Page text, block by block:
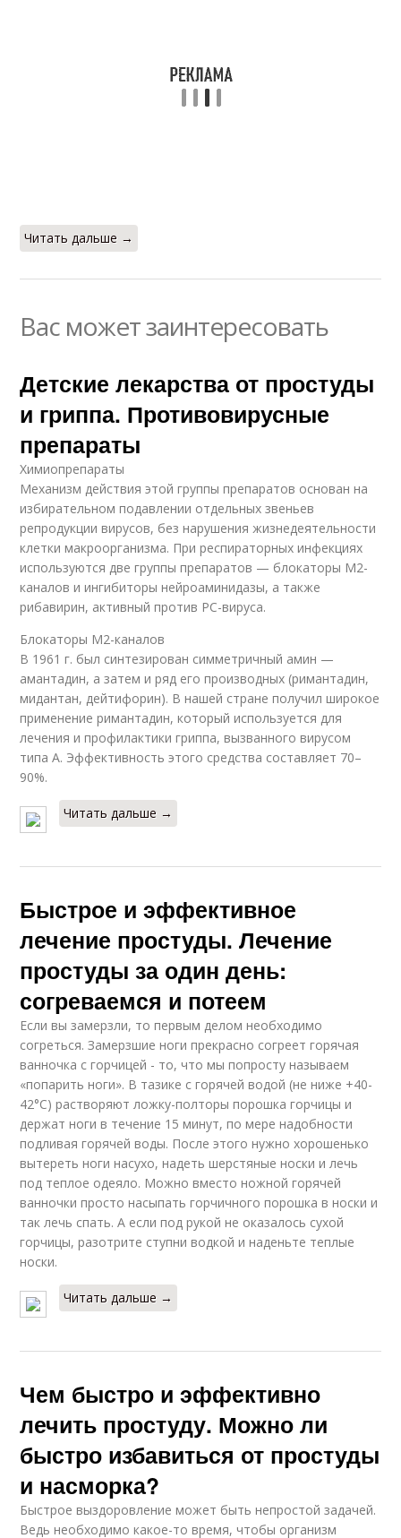
Читать дальше →
Вас может заинтересовать
Детские лекарства от простуды
и гриппа. Противовирусные
препараты
Химиопрепараты
Механизм действия этой группы препаратов основан на
избирательном подавлении отдельных звеньев
репродукции вирусов, без нарушения жизнедеятельности
клетки макроорганизма. При респираторных инфекциях
используются две группы препаратов — блокаторы М2-
каналов и ингибиторы нейроаминидазы, а также
рибавирин, активный против РС-вируса.
Блокаторы М2-каналов
В 1961 г. был синтезирован симметричный амин —
амантадин, а затем и ряд его производных (римантадин,
мидантан, дейтифорин). В нашей стране получил широкое
применение римантадин, который используется для
лечения и профилактики гриппа, вызванного вирусом
типа А. Эффективность этого средства составляет 70–
90%.
Читать дальше →
Быстрое и эффективное
лечение простуды. Лечение
простуды за один день:
согреваемся и потеем
Если вы замерзли, то первым делом необходимо
согреться. Замерзшие ноги прекрасно согреет горячая
ванночка с горчицей - то, что мы попросту называем
«попарить ноги». В тазике с горячей водой (не ниже +40-
42°С) растворяют ложку-полторы порошка горчицы и
держат ноги в течение 15 минут, по мере надобности
подливая горячей воды. После этого нужно хорошенько
вытереть ноги насухо, надеть шерстяные носки и лечь
под теплое одеяло. Можно вместо ножной горячей
ванночки просто насыпать горчичного порошка в носки и
так лечь спать. А если под рукой не оказалось сухой
горчицы, разотрите ступни водкой и наденьте теплые
носки.
Читать дальше →
Чем быстро и эффективно
лечить простуду. Можно ли
быстро избавиться от простуды
и насморка?
Быстрое выздоровление может быть непростой задачей.
Ведь необходимо какое-то время, чтобы организм